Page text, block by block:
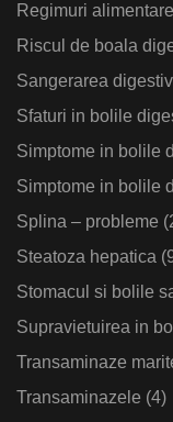
Regimuri alimentare
Riscul de boala
Sangerarea
Sfaturi in bolile
Simptome in bolile
Simptome in bolile
Splina – probleme
Steatoza hepatica
Stomacul si bolile
Supravietuirea in
Transaminaze
Transaminazele (4)